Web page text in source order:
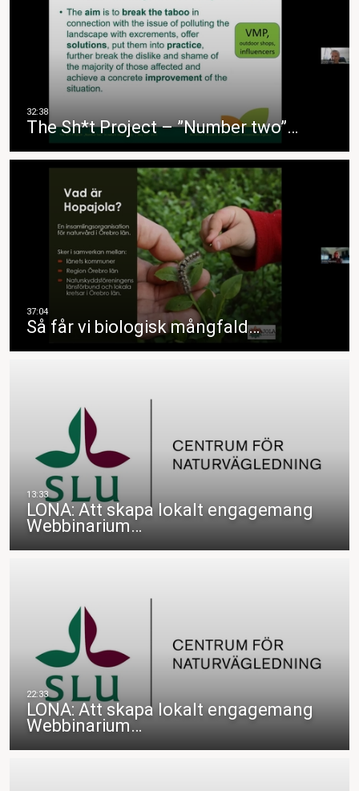
The Sh*t Project – ”Number two”…
Så får vi biologisk mångfald…
LONA: Att skapa lokalt engagemang
Webbinarium…
LONA: Att skapa lokalt engagemang
Webbinarium…